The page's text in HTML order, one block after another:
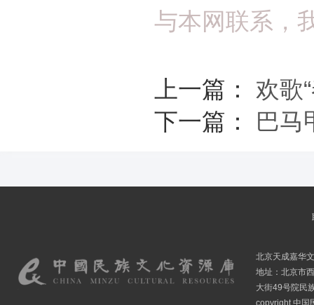
与本网联系，
上一篇： 欢歌
下一篇： 巴马
北京天成嘉华
地址：北京市
大街49号院民
copyright 中国